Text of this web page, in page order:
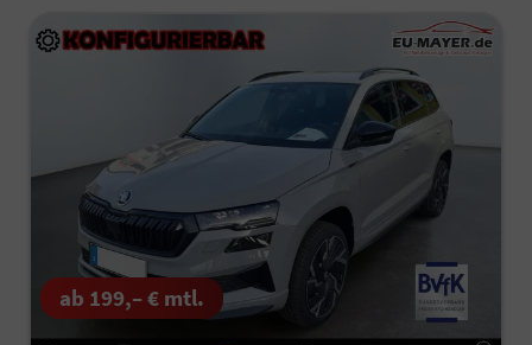
ab 199,– € mtl.